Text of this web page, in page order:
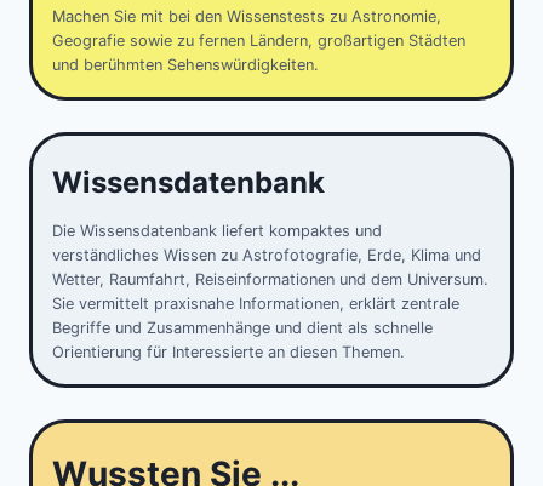
Machen Sie mit bei den Wissenstests zu Astronomie,
Geografie sowie zu fernen Ländern, großartigen Städten
und berühmten Sehenswürdigkeiten.
Wissensdatenbank
Die Wissensdatenbank liefert kompaktes und
verständliches Wissen zu Astrofotografie, Erde, Klima und
Wetter, Raumfahrt, Reiseinformationen und dem Universum.
Sie vermittelt praxisnahe Informationen, erklärt zentrale
Begriffe und Zusammenhänge und dient als schnelle
Orientierung für Interessierte an diesen Themen.
Wussten Sie ...